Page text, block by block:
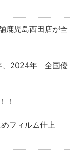
鹿児島西田店が全
、2024年 全国優
！
フィルム仕上